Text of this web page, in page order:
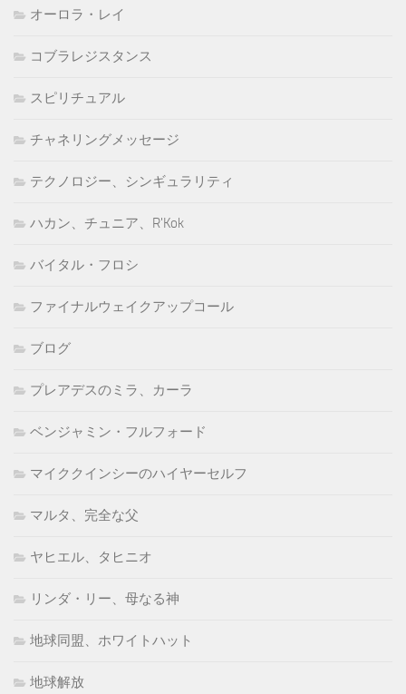
オーロラ・レイ
コブラレジスタンス
スピリチュアル
チャネリングメッセージ
テクノロジー、シンギュラリティ
ハカン、チュニア、R'Kok
バイタル・フロシ
ファイナルウェイクアップコール
ブログ
プレアデスのミラ、カーラ
ベンジャミン・フルフォード
マイククインシーのハイヤーセルフ
マルタ、完全な父
ヤヒエル、タヒニオ
リンダ・リー、母なる神
地球同盟、ホワイトハット
地球解放